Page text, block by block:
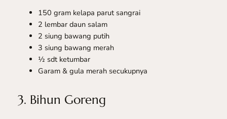
150 gram kelapa parut sangrai
2 lembar daun salam
2 siung bawang putih
3 siung bawang merah
½ sdt ketumbar
Garam & gula merah secukupnya
3. Bihun Goreng